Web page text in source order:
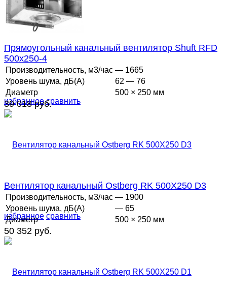
избранное сравнить
Прямоугольный канальный вентилятор Shuft RFD
500x250-4
Производительность, м3/час — 1665
Уровень шума, дБ(А)
62 — 76
Диаметр
500 × 250 мм
39 018 руб.
избранное сравнить
Вентилятор канальный Ostberg RK 500Х250 D3
Производительность, м3/час — 1900
Уровень шума, дБ(А)
— 65
Диаметр
500 × 250 мм
50 352 руб.